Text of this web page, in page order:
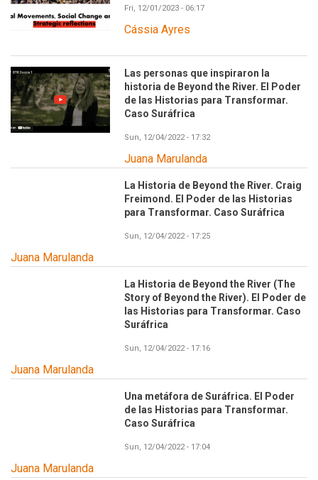
Fri, 12/01/2023 - 06:17
Cássia Ayres
Las personas que inspiraron la
historia de Beyond the River. El Poder
de las Historias para Transformar.
Caso Suráfrica
Sun, 12/04/2022 - 17:32
Juana Marulanda
La Historia de Beyond the River. Craig
Freimond. El Poder de las Historias
para Transformar. Caso Suráfrica
Sun, 12/04/2022 - 17:25
Juana Marulanda
La Historia de Beyond the River (The
Story of Beyond the River). El Poder de
las Historias para Transformar. Caso
Suráfrica
Sun, 12/04/2022 - 17:16
Juana Marulanda
Una metáfora de Suráfrica. El Poder
de las Historias para Transformar.
Caso Suráfrica
Sun, 12/04/2022 - 17:04
Juana Marulanda